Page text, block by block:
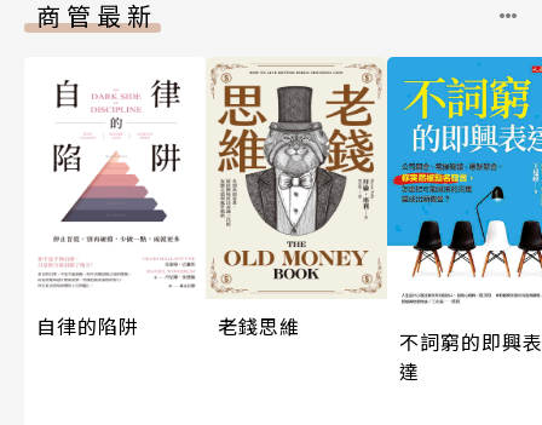
商管最新
自律的陷阱 老錢思維
不詞窮的即興表
達